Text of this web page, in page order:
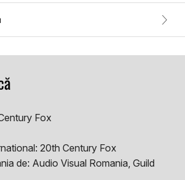
Fox
20th Century Fox
de: Audio Visual Romania, Guild